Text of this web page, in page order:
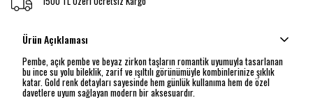
Ürün Açıklaması
Pembe, açık pembe ve beyaz zirkon taşların romantik uyumuyla tasarlanan
bu ince su yolu bileklik, zarif ve ışıltılı görünümüyle kombinlerinize şıklık
katar. Gold renk detayları sayesinde hem günlük kullanıma hem de özel
davetlere uyum sağlayan modern bir aksesuardır.